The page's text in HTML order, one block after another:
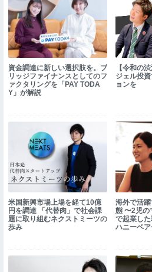
資金調達に新しい選択肢を。ブ
リッジファイナンスとしてのフ
ァクタリングを「PAY TODA
Y」が解説
【令和の
ジェル投
ョンを
米国新興市場上場を経て10億
円を調達 「代替肉」で社会課
題に取り組むネクストミーツの
歩み
海外で活
態 〜2児の
で起業し
ハニーベ